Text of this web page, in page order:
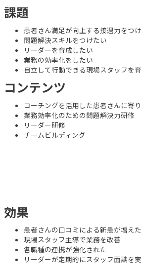
課題
患者さん満足が向上する接遇力をつ
問題解決スキルをつけたい
リーダーを育成したい
業務の効率化をしたい
自立して行動できる現場スタッフを
コンテンツ
コーチングを活用した患者さんに寄
業務効率化のための問題解決力研修
リーダー研修
チームビルディング
効果
患者さんの口コミによる新患が増えた
現場スタッフ主導で業務を改善
各職種の連携が強化された
リーダーが定期的にスタッフ面談を